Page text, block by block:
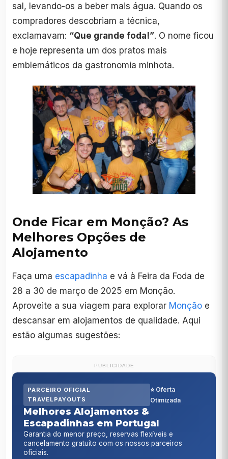
sal, levando-os a beber mais água. Quando os
compradores descobriam a técnica,
exclamavam: “Que grande foda!”. O nome ficou
e hoje representa um dos pratos mais
emblemáticos da gastronomia minhota.
Onde Ficar em Monção? As
Melhores Opções de
Alojamento
Faça uma escapadinha e vá à Feira da Foda de
28 a 30 de março de 2025 em Monção.
Aproveite a sua viagem para explorar Monção e
descansar em alojamentos de qualidade. Aqui
estão algumas sugestões:
PUBLICIDADE
PARCEIRO OFICIAL
TRAVELPAYOUTS
⭐ Oferta
Otimizada
Melhores Alojamentos &
Escapadinhas em Portugal
Garantia do menor preço, reservas flexíveis e
cancelamento gratuito com os nossos parceiros
oficiais.